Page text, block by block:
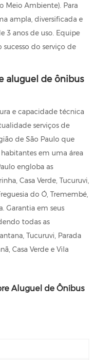
Meio Ambiente). Para
ampla, diversificada e
3 anos de uso. Equipe
do serviço de
aluguel de ônibus
e capacidade técnica
serviços de
de São Paulo que
em uma área
engloba as
Casa Verde, Tucuruvi,
do Ó, Tremembé,
Garantia em seus
todas as
Tucuruvi, Parada
Casa Verde e Vila
Aluguel de Ônibus